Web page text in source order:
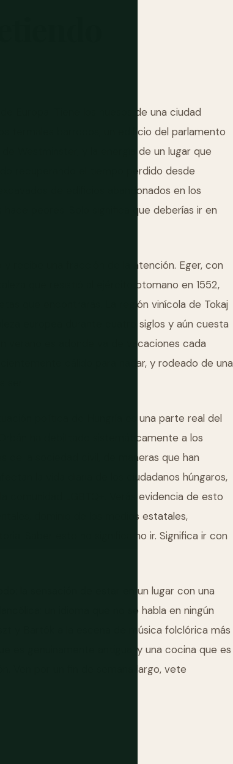
Europa. Tiene los huesos de una ciudad
termales barrocos, un edificio del parlamento
Westminster, y la energía de un lugar que
recuperando el tiempo perdido desde
de edificios abandonados en los
peores. Solo significa que deberías ir en
recibe una fracción de la atención. Eger, con
que resistió al ejército otomano en 1552,
que encontrarás. La región vinícola de Tokaj
europea durante cuatro siglos y aún cuesta
verano es adonde va de vacaciones cada
cálido para nadar, y rodeado de una
política de Hungría es una parte real del
ha debilitado sistemáticamente a los
de la sociedad civil, de maneras que han
la vida diaria de los ciudadanos húngaros,
comunidad LGBTQ+. Verás evidencia de esto
dominio de los medios estatales,
Saber esto no significa no ir. Significa ir con
la sensación de estar en un lugar con una
un idioma que no se habla en ningún
y Bartók a la escena de música folclórica más
es genuinamente antigua, y una cocina que es
Ven por un fin de semana largo, vete